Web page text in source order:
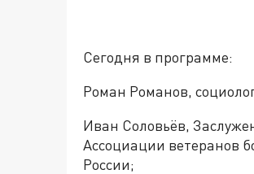
Сегодня в программе:
Роман Романов,
Иван Соловьёв,
Ассоциации ветеранов
России;